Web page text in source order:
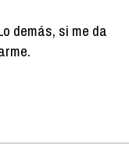
demás, si me da